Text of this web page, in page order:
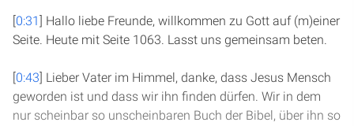
[0:31] Hallo liebe Freunde, willkommen zu Gott auf (m)einer
Seite. Heute mit Seite 1063. Lasst uns gemeinsam beten.
[0:43] Lieber Vater im Himmel, danke, dass Jesus Mensch
geworden ist und dass wir ihn finden dürfen. Wir in dem
nur scheinbar so unscheinbaren Buch der Bibel, über ihn so